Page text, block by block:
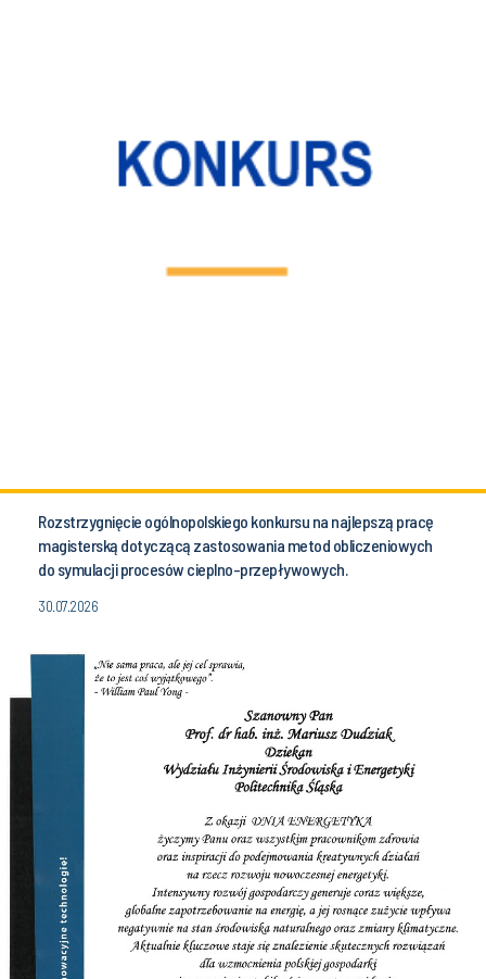
Rozstrzygnięcie ogólnopolskiego konkursu na najlepszą pracę
magisterską dotyczącą zastosowania metod obliczeniowych
do symulacji procesów cieplno-przepływowych.
30.07.2026